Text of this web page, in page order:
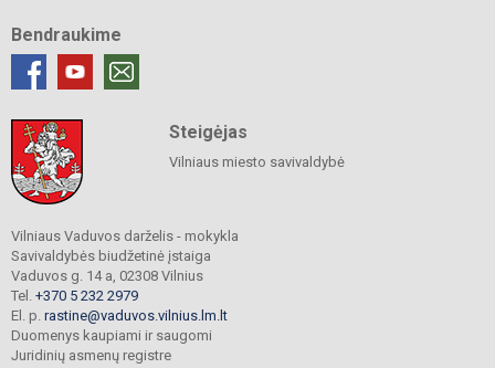
Bendraukime
Steigėjas
Vilniaus miesto savivaldybė
Vilniaus Vaduvos darželis - mokykla
Savivaldybės biudžetinė įstaiga
Vaduvos g. 14 a, 02308 Vilnius
Tel. +370 5 232 2979
El. p. rastine@vaduvos.vilnius.lm.lt
Duomenys kaupiami ir saugomi
Juridinių asmenų registre